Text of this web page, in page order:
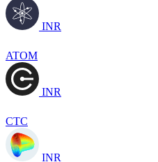
INR
ATOM
INR
CTC
INR